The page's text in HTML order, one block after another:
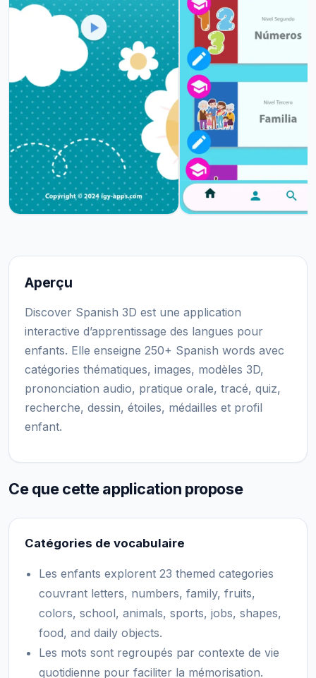
Aperçu
Discover Spanish 3D est une application
interactive d’apprentissage des langues pour
enfants. Elle enseigne 250+ Spanish words avec
catégories thématiques, images, modèles 3D,
prononciation audio, pratique orale, tracé, quiz,
recherche, dessin, étoiles, médailles et profil
enfant.
Ce que cette application propose
Catégories de vocabulaire
Les enfants explorent 23 themed categories
couvrant letters, numbers, family, fruits,
colors, school, animals, sports, jobs, shapes,
food, and daily objects.
Les mots sont regroupés par contexte de vie
quotidienne pour faciliter la mémorisation.